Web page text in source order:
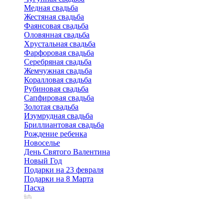
Медная свадьба
Жестяная свадьба
Фаянсовая свадьба
Оловянная свадьба
Хрустальная свадьба
Фарфоровая свадьба
Серебряная свадьба
Жемчужная свадьба
Коралловая свадьба
Рубиновая свадьба
Сапфировая свадьба
Золотая свадьба
Изумрудная свадьба
Бриллиантовая свадьба
Рождение ребенка
Новоселье
День Святого Валентина
Новый Год
Подарки на 23 февраля
Подарки на 8 Марта
Пасха